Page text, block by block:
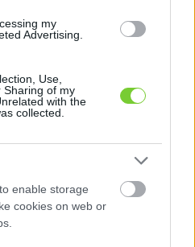
my
Advertising.
Use,
Sharing of my
with the
collected.
enable storage
cookies on web or
REGISZTRÁCIÓ